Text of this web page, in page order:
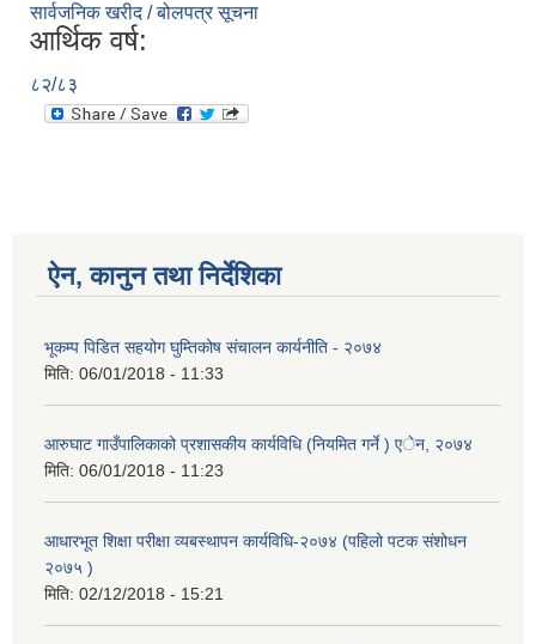
सार्वजनिक खरीद / बोलपत्र सूचना
आर्थिक वर्ष:
८२/८३
ऐन, कानुन तथा निर्देशिका
भूकम्प पिडित सहयोग घुम्तिकोष संचालन कार्यनीति - २०७४
मिति: 06/01/2018 - 11:33
आरुघाट गाउँपालिकाको प्रशासकीय कार्यविधि (नियमित गर्ने ) एेन, २०७४
मिति: 06/01/2018 - 11:23
आधारभूत शिक्षा परीक्षा व्यबस्थापन कार्यविधि-२०७४ (पहिलो पटक संशोधन
२०७५ )
मिति: 02/12/2018 - 15:21